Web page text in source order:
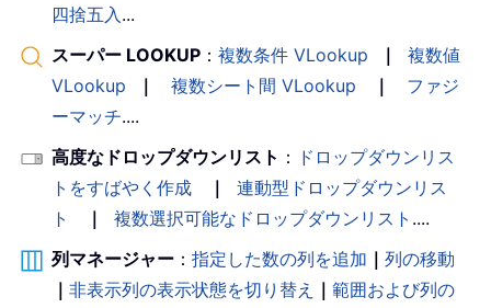
四捨五入...
スーパー LOOKUP ： 複数条件 VLookup ｜
複数値
VLookup
｜ 複数シート間 VLookup ｜
ファジ
ーマッチ....
高度なドロップダウンリスト ： ドロップダウンリス
トをすばやく作成
｜
連動型ドロップダウンリス
ト
｜ 複数選択可能なドロップダウンリスト ....
列マネージャー ： 指定した数の列を追加 ｜ 列の移動
｜ 非表示列の表示状態を切り替え ｜ 範囲および列の